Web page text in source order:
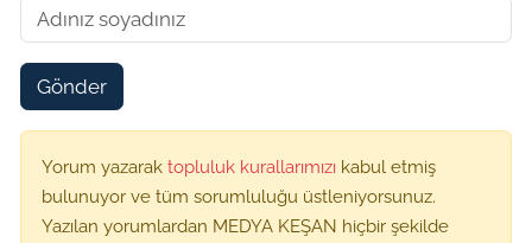
Gönder
Yorum yazarak topluluk kurallarımızı kabul etmiş
bulunuyor ve tüm sorumluluğu üstleniyorsunuz.
Yazılan yorumlardan MEDYA KEŞAN hiçbir şekilde